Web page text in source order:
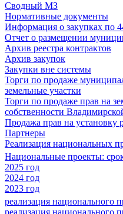
Сводный МЗ
Нормативные документы
Информация о закупках по
Отчет о размещении
Архив реестра контрактов
Архив закупок
Закупки вне системы
Торги по продаже
земельные участки
Торги по продаже прав на
собственности
Продажа прав на установку
Партнеры
Реализация национальных
Национальные проекты:
2025 год
2024 год
2023 год
реализация национального
реализация национального